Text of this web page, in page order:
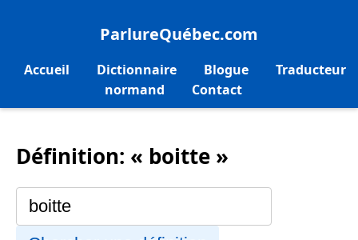
ParlureQuébec.com
Accueil Dictionnaire Blogue
Traducteur
normand
Contact
Définition: « boitte »